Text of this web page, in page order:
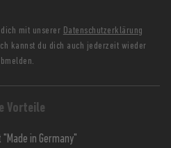
mit unserer Datenschutzerklärung
kannst du dich auch jederzeit wieder
Vorteile
in Germany"